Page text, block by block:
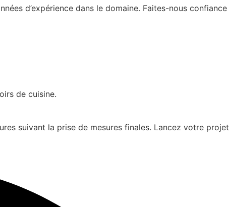
d’expérience dans le domaine. Faites-nous confiance
de cuisine.
suivant la prise de mesures finales. Lancez votre projet